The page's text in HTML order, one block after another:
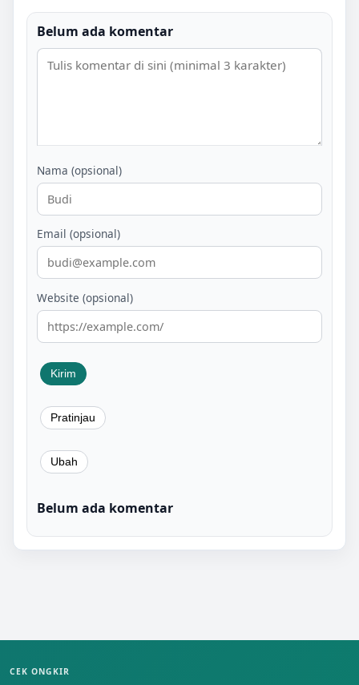
Belum ada komentar
Nama (opsional)
Email (opsional)
Website (opsional)
Belum ada komentar
CEK ONGKIR